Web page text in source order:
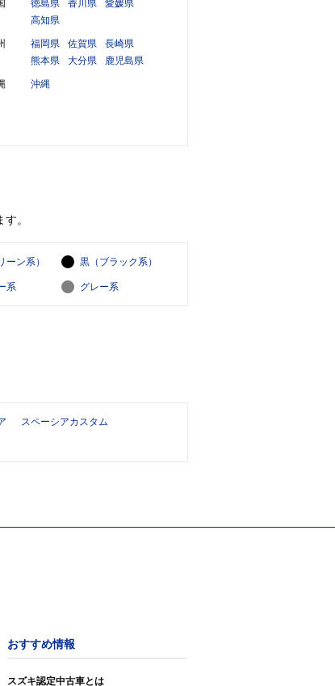
徳島県 香川県
愛媛県
高知県
福岡県 佐賀県
長崎県
熊本県
大分県 鹿児島県
沖縄
。
ーン系） 黒（ブラック系）
系 グレー系
スペーシアカスタム
おすすめ情報
スズキ認定中古車とは